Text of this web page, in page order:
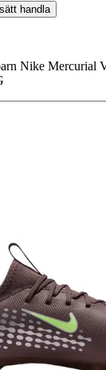
handla
Nike Mercurial